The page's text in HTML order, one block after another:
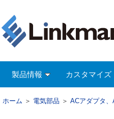
製品情報 カスタマイズ
ホーム ＞ 電気部品 ＞ ACアダプタ